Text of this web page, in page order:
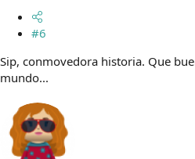
#6
Sip, conmovedora historia. Que
mundo...